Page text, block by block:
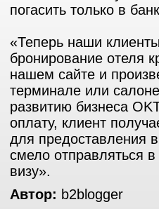
погасить только в
«Теперь наши
бронирование отеля
нашем сайте и
терминале или
развитию бизнеса
оплату, клиент
для предоставления
смело отправляться
визу».
Автор: b2blogger